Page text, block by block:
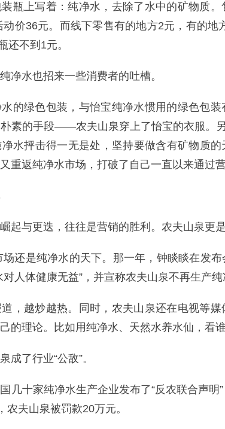
瓶上写着：纯净水，去除了水中的矿物质
价36元。而线下零售有的地方2元，有的地
还不到1元。
净水也招来一些消费者的吐槽。
的绿色包装，与怡宝纯净水惯用的绿色包装
素的手段——农夫山泉穿上了怡宝的衣服。另
水抨击得一无是处，坚持要做含有矿物质
重返纯净水市场，打破了自己一直以来通过
起与更迭，往往是营销的胜利。农夫山泉更是
还是纯净水的天下。那一年，钟睒睒在发
人体健康无益”，并宣称农夫山泉不再生产纯
，越炒越热。同时，农夫山泉还在电视等
的理论。比如用纯净水、天然水养水仙，看谁
成了行业“公敌”。
几十家纯净水生产企业发布了“反农联合声明
农夫山泉被罚款20万元。